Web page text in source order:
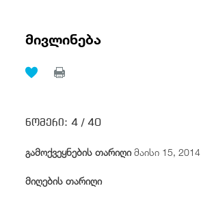
კომისია
რეგულირება
სამართლებრივი აქტები
მივლინება
ნომერი: 4 / 40
გამოქვეყნების თარიღიმაისი 15, 2014
მიღების თარიღი